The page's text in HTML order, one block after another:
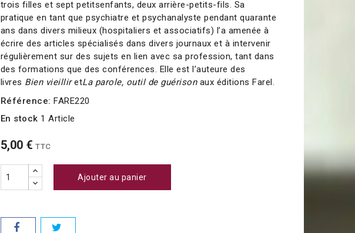
trois filles et sept petitsenfants, deux arrière-petits-fils. Sa
pratique en tant que psychiatre et psychanalyste pendant quarante
ans dans divers milieux (hospitaliers et associatifs) l’a amenée à
écrire des articles spécialisés dans divers journaux et à intervenir
régulièrement sur des sujets en lien avec sa profession, tant dans
des formations que des conférences. Elle est l’auteure des
livres Bien vieilliretLa parole, outil de guérisonaux éditions Farel.
Référence: FARE220
En stock 1 Article
5,00 € TTC
Ajouter au panier